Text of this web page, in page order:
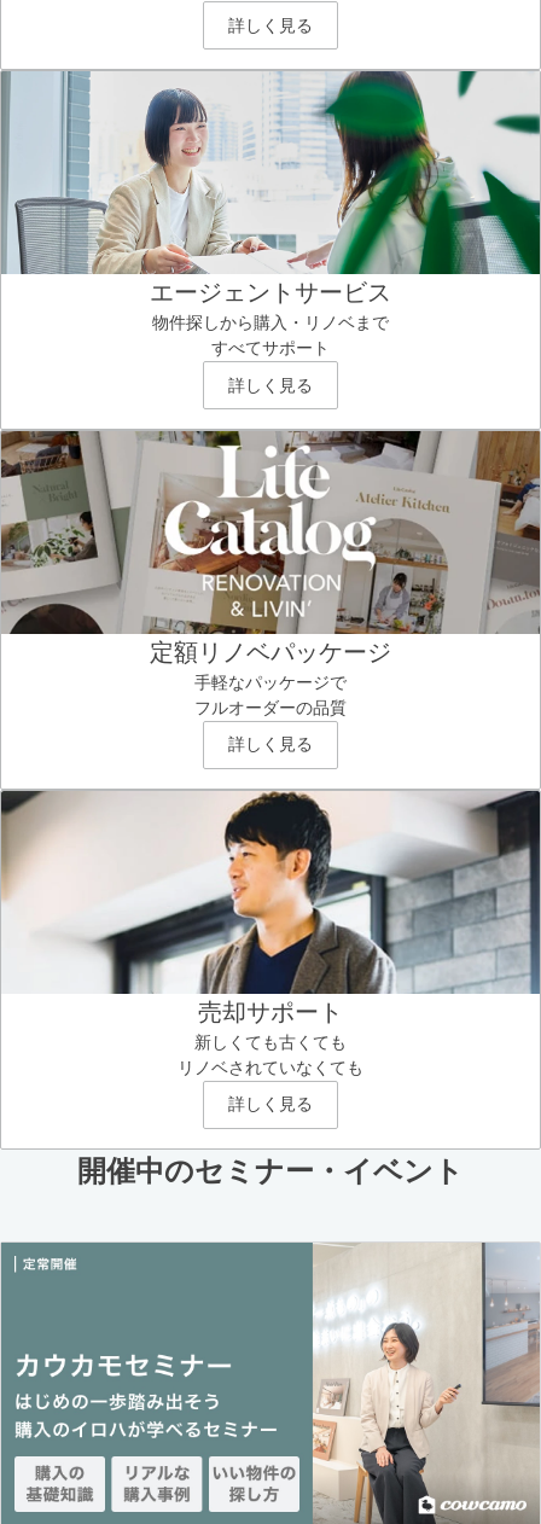
詳しく見る
エージェントサービス
物件探しから購入・リノベまで
すべてサポート
詳しく見る
定額リノベパッケージ
手軽なパッケージで
フルオーダーの品質
詳しく見る
売却サポート
新しくても古くても
リノベされていなくても
詳しく見る
開催中のセミナー・イベント